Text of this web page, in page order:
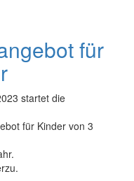
für
startet die
für Kinder von 3